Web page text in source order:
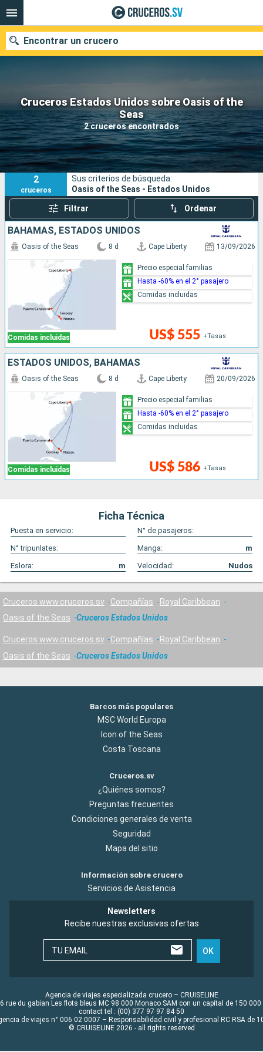
Cruceros Estados Unidos sobre Oasis of the
Seas
2 cruceros encontrados
Encontrar un crucero
Nuestros destinos
Fecha de salida
Puertos Compañías
Buscar
2
cruceros
Sus criterios de búsqueda:
Oasis of the Seas - Estados Unidos
Filtrar Ordenar
BAHAMAS, ESTADOS UNIDOS
Comidas incluidas
Oasis of the Seas 8 d Cape Liberty 13/09/2026
US$ 555 +Tasas
Precio especial familias
Hasta -60% en el 2° pasajero
Comidas incluidas
ESTADOS UNIDOS, BAHAMAS
Comidas incluidas
Oasis of the Seas 8 d Cape Liberty 20/09/2026
US$ 586 +Tasas
Precio especial familias
Hasta -60% en el 2° pasajero
Comidas incluidas
Ficha Técnica
Puesta en servicio:
N° de pasajeros:
N° tripunlates:
Manga:
m
Eslora:
m Velocidad: Nudos
Cruceros www.cruceros.sv Compañías
Royal Caribbean
Oasis of the Seas
Cruceros Estados Unidos
Cruceros www.cruceros.sv Compañías
Royal Caribbean
Oasis of the Seas
Cruceros Estados Unidos
Barcos más populares
MSC World Europa
Icon of the Seas
Costa Toscana
Cruceros.sv
¿Quiénes somos?
Preguntas frecuentes
Condiciones generales de venta
Seguridad
Mapa del sitio
Información sobre crucero
Servicios de Asistencia
Newsletters
Recibe nuestras exclusivas ofertas
TU EMAIL OK
Agencia de viajes especializada crucero – CRUISELINE
rue du gabian Les flots bleus MC 98 000 Monaco SAM con un capital de 150 000
contact tel : (00) 377 97 97 84 50
de viajes n° 006 02 0007 – Responsabilidad civil y profesional RC RSA de
© CRUISELINE 2026 - all rights reserved